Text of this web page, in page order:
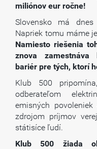
miliónov eur ročne!
Slovensko má dnes
Napriek tomu máme
Namiesto riešenia
znova zamestnáva
bariér pre tých, ktorí
Klub 500
odberateľom
emisných
zdrojom príjmov
státisíce ľudí.
Klub 500 žiada